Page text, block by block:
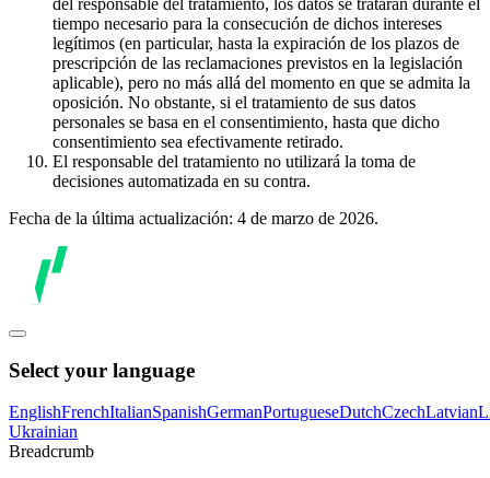
tiempo necesario para la consecución de dichos intereses
legítimos (en particular, hasta la expiración de los plazos de
prescripción de las reclamaciones previstos en la legislación
aplicable), pero no más allá del momento en que se admita la
oposición. No obstante, si el tratamiento de sus datos
personales se basa en el consentimiento, hasta que dicho
consentimiento sea efectivamente retirado.
El responsable del tratamiento no utilizará la toma de
decisiones automatizada en su contra.
Fecha de la última actualización: 4 de marzo de 2026.
Select your language
EnglishFrenchItalianSpanishGermanPortugueseDutchCzechLatvian
Ukrainian
Breadcrumb